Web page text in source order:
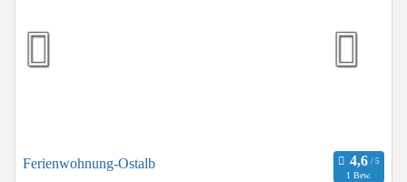
Ferienwohnung-Ostalb
1 Bew.